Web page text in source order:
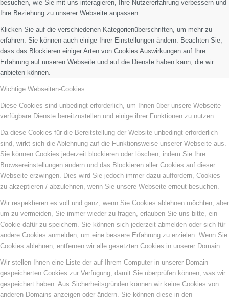
besuchen, wie Sie mit uns interagieren, Ihre Nutzererfahrung verbessern und
Ihre Beziehung zu unserer Webseite anpassen.
Klicken Sie auf die verschiedenen Kategorienüberschriften, um mehr zu
erfahren. Sie können auch einige Ihrer Einstellungen ändern. Beachten Sie,
dass das Blockieren einiger Arten von Cookies Auswirkungen auf Ihre
Erfahrung auf unseren Webseite und auf die Dienste haben kann, die wir
anbieten können.
Wichtige Webseiten-Cookies
Diese Cookies sind unbedingt erforderlich, um Ihnen über unsere Webseite
verfügbare Dienste bereitzustellen und einige ihrer Funktionen zu nutzen.
Da diese Cookies für die Bereitstellung der Website unbedingt erforderlich
sind, wirkt sich die Ablehnung auf die Funktionsweise unserer Webseite aus.
Sie können Cookies jederzeit blockieren oder löschen, indem Sie Ihre
Browsereinstellungen ändern und das Blockieren aller Cookies auf dieser
Webseite erzwingen. Dies wird Sie jedoch immer dazu auffordern, Cookies
zu akzeptieren / abzulehnen, wenn Sie unsere Webseite erneut besuchen.
Wir respektieren es voll und ganz, wenn Sie Cookies ablehnen möchten, aber
um zu vermeiden, Sie immer wieder zu fragen, erlauben Sie uns bitte, ein
Cookie dafür zu speichern. Sie können sich jederzeit abmelden oder sich für
andere Cookies anmelden, um eine bessere Erfahrung zu erzielen. Wenn Sie
Cookies ablehnen, entfernen wir alle gesetzten Cookies in unserer Domain.
Wir stellen Ihnen eine Liste der auf Ihrem Computer in unserer Domain
gespeicherten Cookies zur Verfügung, damit Sie überprüfen können, was wir
gespeichert haben. Aus Sicherheitsgründen können wir keine Cookies von
anderen Domains anzeigen oder ändern. Sie können diese in den